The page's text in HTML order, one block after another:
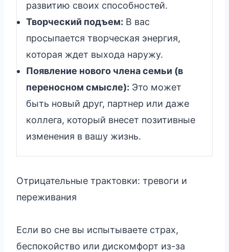
развитию своих способностей.
Творческий подъем: В вас
просыпается творческая энергия,
которая ждет выхода наружу.
Появление нового члена семьи (в
переносном смысле): Это может
быть новый друг, партнер или даже
коллега, который внесет позитивные
изменения в вашу жизнь.
Отрицательные трактовки: тревоги и
переживания
Если во сне вы испытываете страх,
беспокойство или дискомфорт из-за